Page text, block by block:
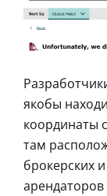
якобы
координаты
там
брокерских
арендаторов